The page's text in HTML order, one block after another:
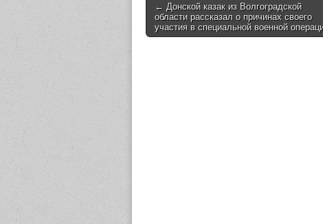
Post navigation
← Донской казак из Волгоградской
области рассказал о причинах своего
участия в специальной военной